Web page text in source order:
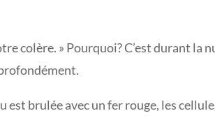
colère. » Pourquoi? C’est durant la
est brulée avec un fer rouge, les